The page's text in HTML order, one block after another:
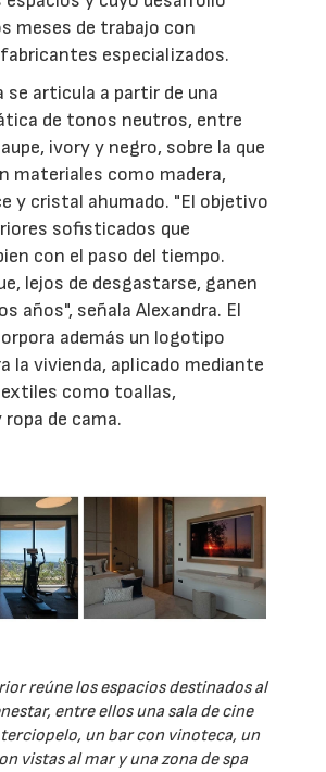
meses de trabajo con
especializados.
se articula a partir de una
de tonos neutros, entre
ivory y negro, sobre la que
materiales como madera,
y cristal ahumado. "El objetivo
sofisticados que
con el paso del tiempo.
lejos de desgastarse, ganen
años", señala Alexandra. El
además un logotipo
la vivienda, aplicado mediante
como toallas,
de cama.
reúne los espacios destinados al
entre ellos una sala de cine
un bar con vinoteca, un
vistas al mar y una zona de spa